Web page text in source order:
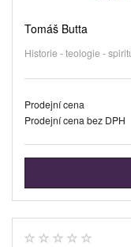
Tomáš Butta
Historie - teologie -
Prodejní cena
Prodejní cena bez DPH